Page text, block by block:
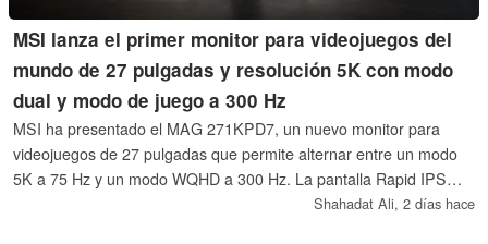
MSI lanza el primer monitor para videojuegos del
mundo de 27 pulgadas y resolución 5K con modo
dual y modo de juego a 300 Hz
MSI ha presentado el MAG 271KPD7, un nuevo monitor para
videojuegos de 27 pulgadas que permite alternar entre un modo
5K a 75 Hz y un modo WQHD a 300 Hz. La pantalla Rapid IPS
también ofrece DisplayHDR 400, funciones de juego basadas en
Shahadat Ali, 2 días hace